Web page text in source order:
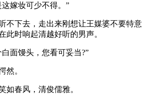
嫁妆可少不得。”
不下去，走出来刚想让王媒婆不要特意
此时响起清越好听的男声。
面馒头，您看可妥当?”
然。
如春风，清俊儒雅。